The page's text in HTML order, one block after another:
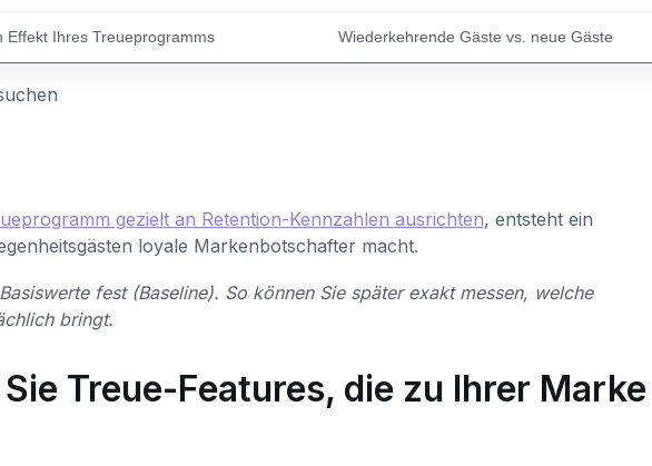
Effekt Ihres Treueprogramms Wiederkehrende Gäste vs. neue Gäste
gezielt an Retention-Kennzahlen ausrichten, entsteht ein
loyale Markenbotschafter macht.
fest (Baseline). So können Sie später exakt messen, welche
bringt.
Treue-Features, die zu Ihrer Marke